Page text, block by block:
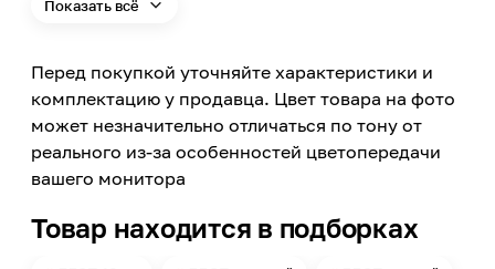
Цвет
Зеленый
Яркость цвета
Темный
Цвет заявленный производителем
Номер цвета
Показать всё
Перед покупкой уточняйте характеристики и
комплектацию у продавца. Цвет товара на фото
может незначительно отличаться по тону от
реального из-за особенностей цветопередачи
вашего монитора
Товар находится в подборках